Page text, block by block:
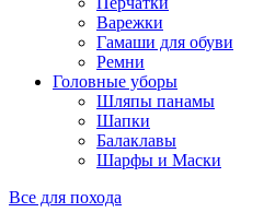
Варежки
Гамаши для обуви
Ремни
Головные уборы
Шляпы панамы
Шапки
Балаклавы
Шарфы и Маски
Все для похода